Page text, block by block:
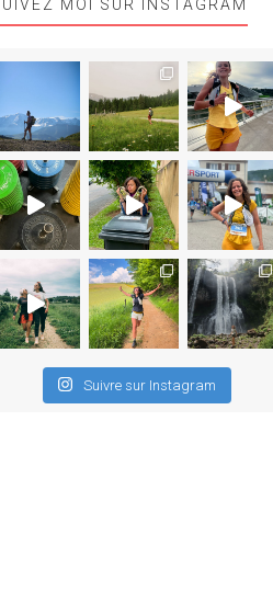
MOI SUR INSTAGRAM
Suivre sur Instagram